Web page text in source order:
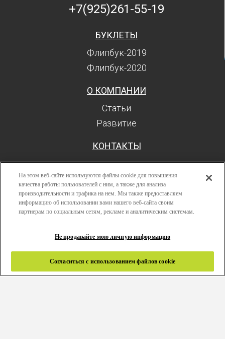
+7(925)261-55-19
БУКЛЕТЫ
Флипбук-2019
Флипбук-2020
О КОМПАНИИ
Статьи
Развитие
КОНТАКТЫ
Поиск
Авторизоваться
Развитие
Правила и условия
На этом веб-сайте используются файлы cookie для повышения
качества работы пользователей с ним, а также для анализа
производительности и трафика на нем. Мы также предоставляем
информацию об использовании вами нашего веб-сайта своим
партнерам по социальным сетям, рекламе и аналитическим системам.
Не продавайте мою личную информацию
Согласиться с использованием файлов cookie